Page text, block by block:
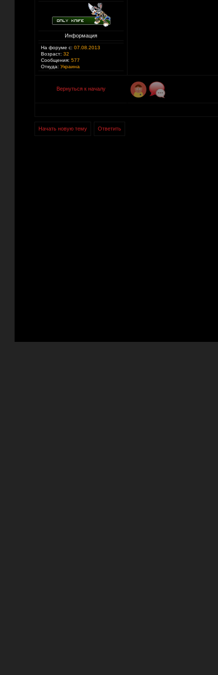
Информация
На форуме с: 07.08.2013
Возраст: 32
Сообщения: 577
Откуда: Украина
Вернуться к началу
Начать новую тему Ответить